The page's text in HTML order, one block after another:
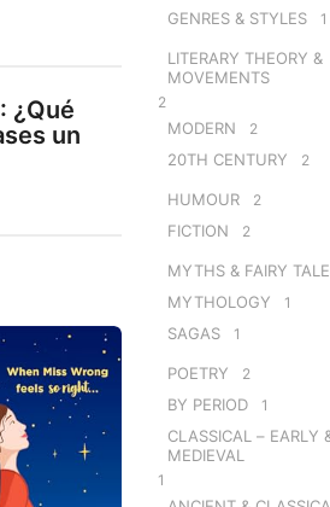
¿Qué
un
GENRES & STYLES 1
LITERARY THEORY &
MOVEMENTS
2
MODERN 2
20TH CENTURY 2
HUMOUR 2
FICTION 2
MYTHS & FAIRY
MYTHOLOGY 1
SAGAS 1
POETRY 2
BY PERIOD 1
CLASSICAL – EARLY
MEDIEVAL
1